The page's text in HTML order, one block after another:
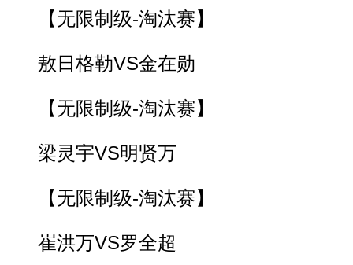
【无限制级-淘汰赛】
敖日格勒VS金在勋
【无限制级-淘汰赛】
梁灵宇VS明贤万
【无限制级-淘汰赛】
崔洪万VS罗全超